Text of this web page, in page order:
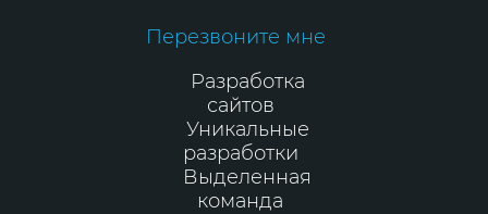
Перезвоните мне
Разработка
сайтов
Уникальные
разработки
Выделенная
команда